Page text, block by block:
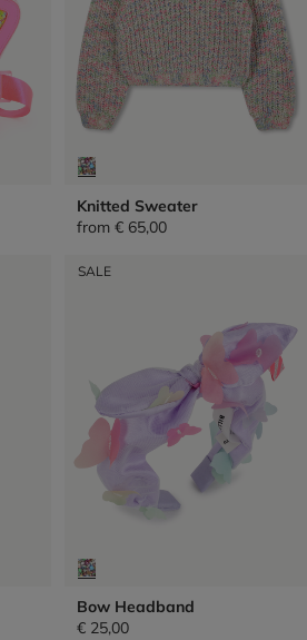
Knitted Sweater
from € 65,00
SALE
Bow Headband
€ 25,00